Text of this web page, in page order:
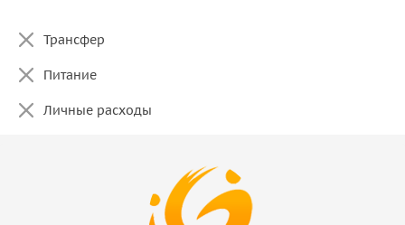
Трансфер
Питание
Личные расходы